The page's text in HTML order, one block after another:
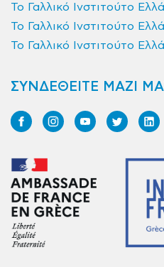
Το Γαλλικό Ινστιτούτο
Το Γαλλικό Ινστιτούτο
Το Γαλλικό Ινστιτούτο
ΣΥΝΔΕΘΕΙΤΕ ΜΑΖΙ